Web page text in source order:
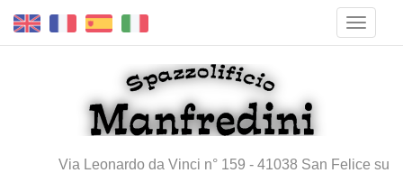
Via Leonardo da Vinci n° 159 - 41038 San Felice su